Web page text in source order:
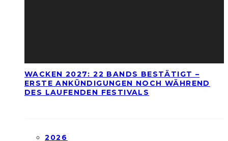
WACKEN 2027: 22 BANDS BESTÄTIGT –
ERSTE ANKÜNDIGUNGEN NOCH WÄHREND
DES LAUFENDEN FESTIVALS
2026